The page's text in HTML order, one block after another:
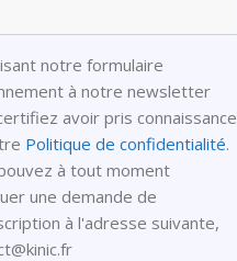
notre formulaire
à notre newsletter
avoir pris connaissance
Politique de confidentialité.
à tout moment
une demande de
à l'adresse suivante,